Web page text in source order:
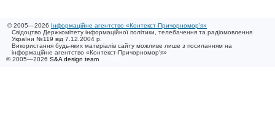
© 2005—2026 Інформаційне агентство «Контекст-Причорномор'я»
Свідоцтво Держкомітету інформаційної політики, телебачення та радіомовлення
України №119 від 7.12.2004 р.
Використання будь-яких матеріалів сайту можливе лише з посиланням на
інформаційне агентство «Контекст-Причорномор'я»
© 2005—2026 S&A design team